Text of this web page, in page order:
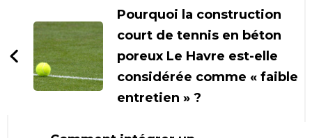
d'article
Pourquoi la construction
court de tennis en béton
poreux Le Havre est-elle
considérée comme « faible
entretien » ?